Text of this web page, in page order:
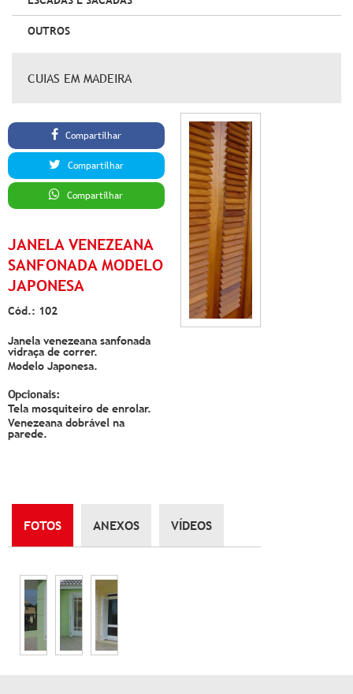
OUTROS
CUIAS EM MADEIRA
Compartilhar
Compartilhar
Compartilhar
JANELA VENEZEANA
SANFONADA MODELO
JAPONESA
Cód.: 102
Janela venezeana sanfonada
vidraça de correr.
Modelo Japonesa.
Opcionais:
Tela mosquiteiro de enrolar.
Venezeana dobrável na
parede.
FOTOS ANEXOS VÍDEOS